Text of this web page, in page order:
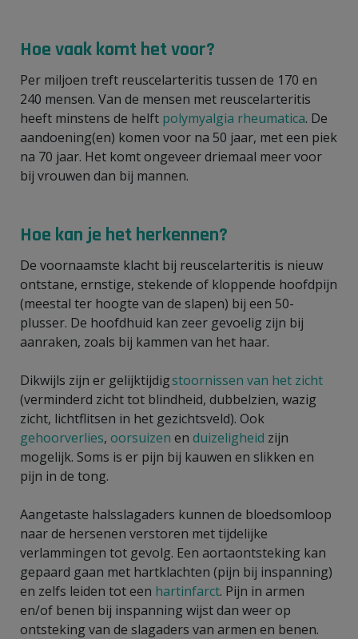
Hoe vaak komt het voor?
Per miljoen treft reuscelarteritis tussen de 170 en
240 mensen. Van de mensen met reuscelarteritis
heeft minstens de helft polymyalgia rheumatica. De
aandoening(en) komen voor na 50 jaar, met een piek
na 70 jaar. Het komt ongeveer driemaal meer voor
bij vrouwen dan bij mannen.
Hoe kan je het herkennen?
De voornaamste klacht bij reuscelarteritis is nieuw
ontstane, ernstige, stekende of kloppende hoofdpijn
(meestal ter hoogte van de slapen) bij een 50-
plusser. De hoofdhuid kan zeer gevoelig zijn bij
aanraken, zoals bij kammen van het haar.
Dikwijls zijn er gelijktijdigstoornissen van het zicht
(verminderd zicht tot blindheid, dubbelzien, wazig
zicht, lichtflitsen in het gezichtsveld). Ook
gehoorverlies, oorsuizen en duizeligheid zijn
mogelijk. Soms is er pijn bij kauwen en slikken en
pijn in de tong.
Aangetaste halsslagaders kunnen de bloedsomloop
naar de hersenen verstoren met tijdelijke
verlammingen tot gevolg. Een aortaontsteking kan
gepaard gaan met hartklachten (pijn bij inspanning)
en zelfs leiden tot een hartinfarct. Pijn in armen
en/of benen bij inspanning wijst dan weer op
ontsteking van de slagaders van armen en benen.